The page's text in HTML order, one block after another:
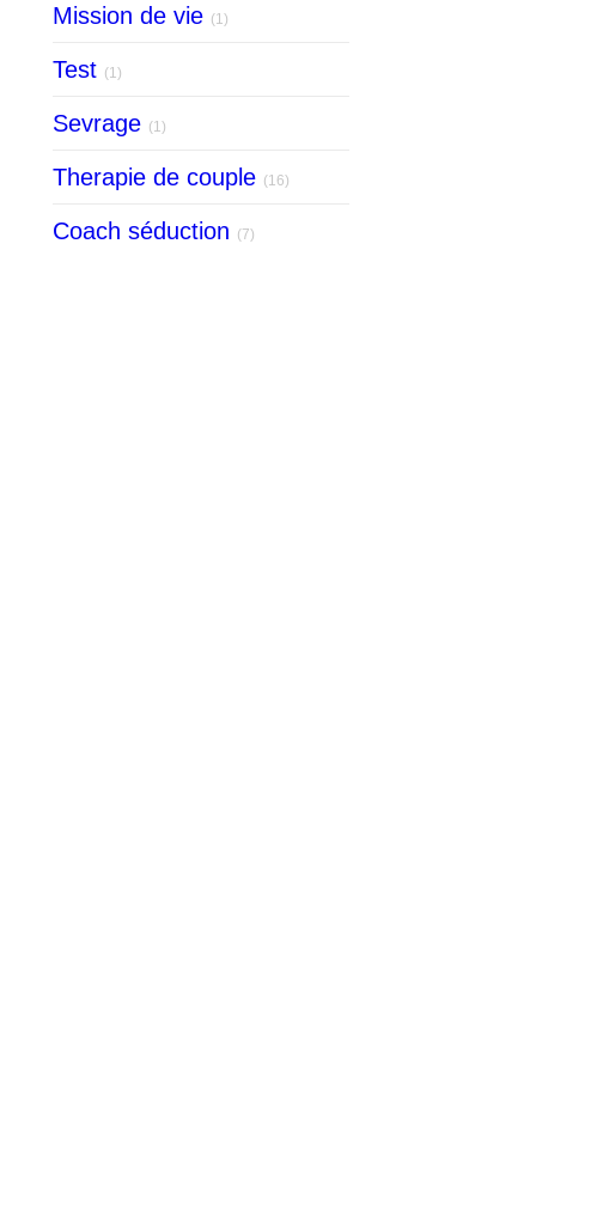
Mission de vie (1)
Test (1)
Sevrage (1)
Therapie de couple (16)
Coach séduction (7)